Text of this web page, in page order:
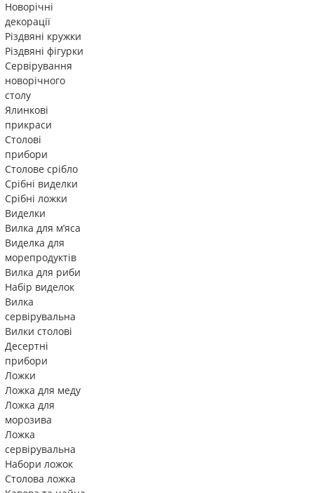
Новорічні
декорації
Різдвяні кружки
Різдвяні фігурки
Сервірування
новорічного
столу
Ялинкові
прикраси
Столові
прибори
Столове срібло
Срібні виделки
Срібні ложки
Виделки
Вилка для м’яса
Виделка для
морепродуктів
Вилка для риби
Набір виделок
Вилка
сервірувальна
Вилки столові
Десертні
прибори
Ложки
Ложка для меду
Ложка для
морозива
Ложка
сервірувальна
Набори ложок
Столова ложка